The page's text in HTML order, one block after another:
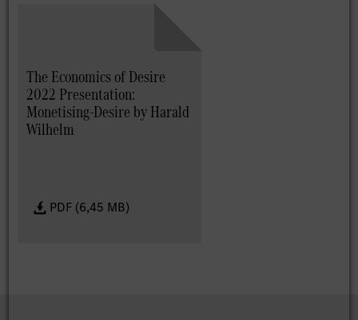
The Economics of Desire
2022 Presentation:
Monetising-Desire by Harald
Wilhelm
PDF (6,45 MB)